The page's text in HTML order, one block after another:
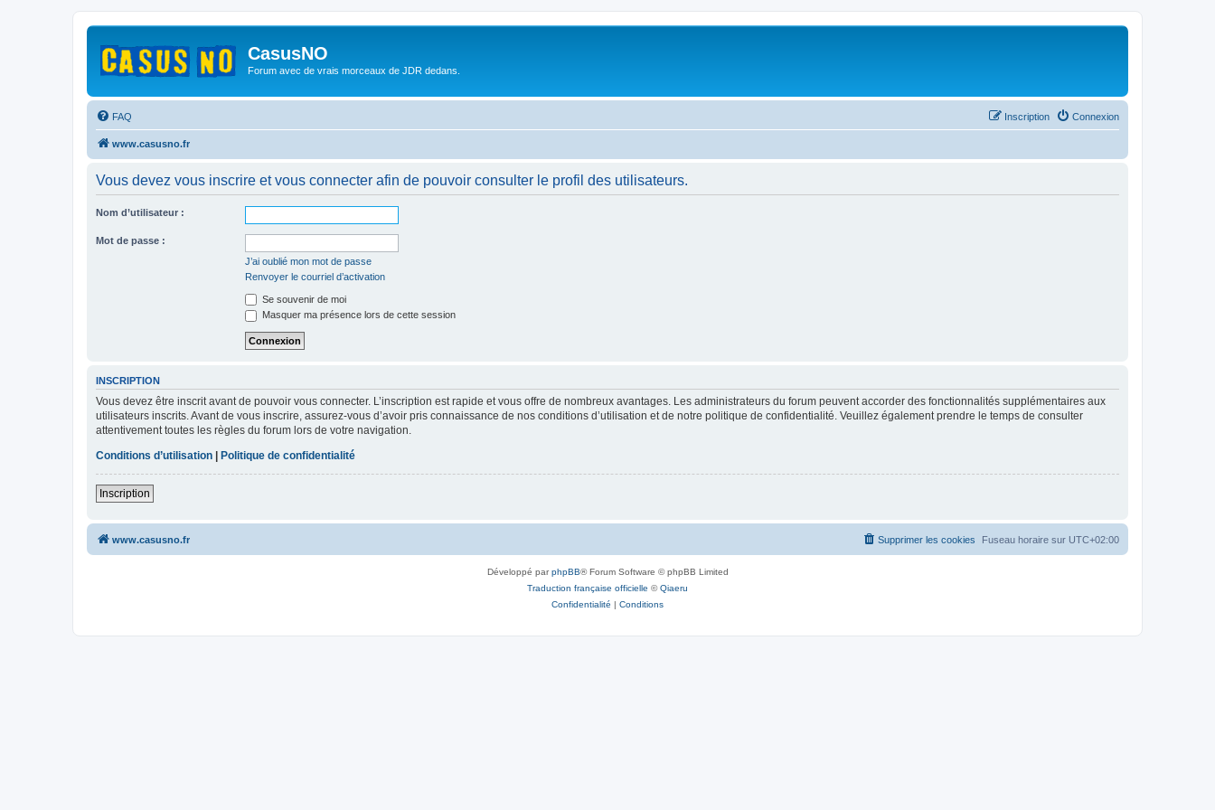
CasusNO
Forum avec de vrais morceaux de JDR dedans.
FAQ Connexion
Inscription
www.casusno.fr
Vous devez vous inscrire et vous connecter afin de pouvoir consulter le profil des utilisateurs.
Nom d’utilisateur :
Mot de passe :
J’ai oublié mon mot de passe
Renvoyer le courriel d’activation
Se souvenir de moi
Masquer ma présence lors de cette session
INSCRIPTION
Vous devez être inscrit avant de pouvoir vous connecter. L’inscription est rapide et vous offre de nombreux avantages. Les administrateurs du forum peuvent accorder des fonctionnalités supplémentaires aux
utilisateurs inscrits. Avant de vous inscrire, assurez-vous d’avoir pris connaissance de nos conditions d’utilisation et de notre politique de confidentialité. Veuillez également prendre le temps de consulter
attentivement toutes les règles du forum lors de votre navigation.
Conditions d’utilisation
Politique de confidentialité
Inscription
www.casusno.fr Fuseau horaire sur UTC+02:00
Supprimer les cookies
Développé parphpBB® Forum Software © phpBB Limited
Traduction française officielle ©Qiaeru
Confidentialité | Conditions